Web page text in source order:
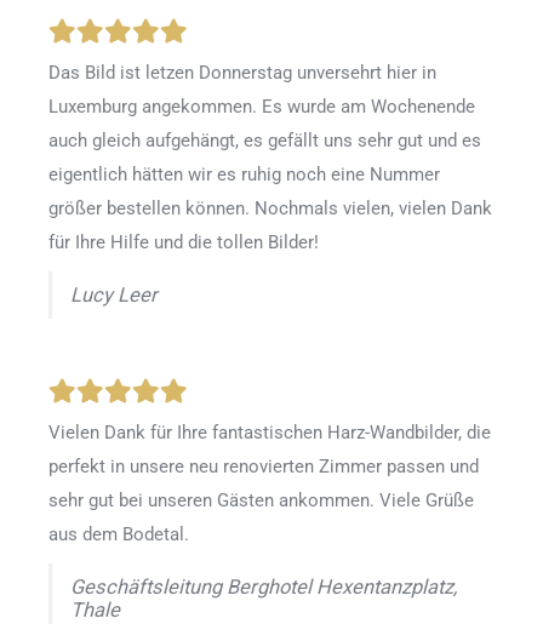
Das Bild ist letzen Donnerstag unversehrt hier in
Luxemburg angekommen. Es wurde am Wochenende
auch gleich aufgehängt, es gefällt uns sehr gut und es
eigentlich hätten wir es ruhig noch eine Nummer
größer bestellen können. Nochmals vielen, vielen Dank
für Ihre Hilfe und die tollen Bilder!
Lucy Leer
Vielen Dank für Ihre fantastischen Harz-Wandbilder, die
perfekt in unsere neu renovierten Zimmer passen und
sehr gut bei unseren Gästen ankommen. Viele Grüße
aus dem Bodetal.
Geschäftsleitung Berghotel Hexentanzplatz,
Thale